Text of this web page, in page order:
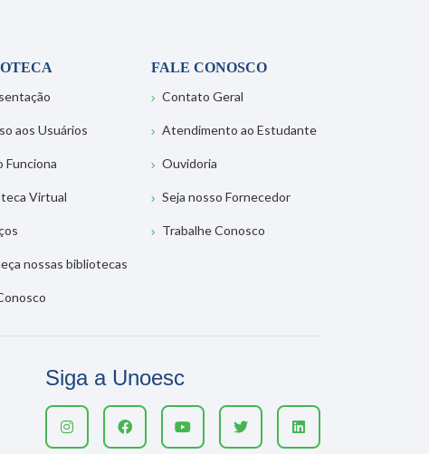
aos Usuários
Funciona
Virtual
nossas bibliotecas
FALE CONOSCO
Contato Geral
Atendimento ao Estudante
Ouvidoria
Seja nosso Fornecedor
Trabalhe Conosco
Siga a Unoesc